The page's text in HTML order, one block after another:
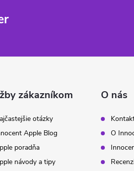
zákazníkom
otázky
Apple Blog
poradňa
návody a tipy
O nás
O